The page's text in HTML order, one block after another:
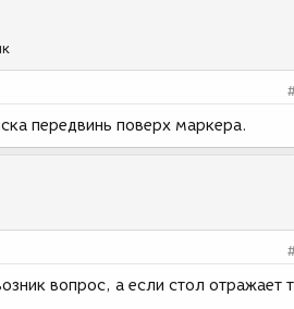
передвинь поверх маркера.
вопрос, а если стол отражает